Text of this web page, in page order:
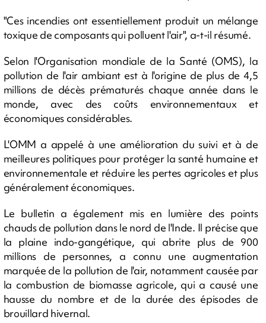
"Ces incendies ont essentiellement produit un mélange
toxique de composants qui polluent l'air", a-t-il résumé.
Selon l'Organisation mondiale de la Santé (OMS), la
pollution de l'air ambiant est à l'origine de plus de 4,5
millions de décès prématurés chaque année dans le
monde, avec des coûts environnementaux et
économiques considérables.
L'OMM a appelé à une amélioration du suivi et à de
meilleures politiques pour protéger la santé humaine et
environnementale et réduire les pertes agricoles et plus
généralement économiques.
Le bulletin a également mis en lumière des points
chauds de pollution dans le nord de l'Inde. Il précise que
la plaine indo-gangétique, qui abrite plus de 900
millions de personnes, a connu une augmentation
marquée de la pollution de l'air, notamment causée par
la combustion de biomasse agricole, qui a causé une
hausse du nombre et de la durée des épisodes de
brouillard hivernal.